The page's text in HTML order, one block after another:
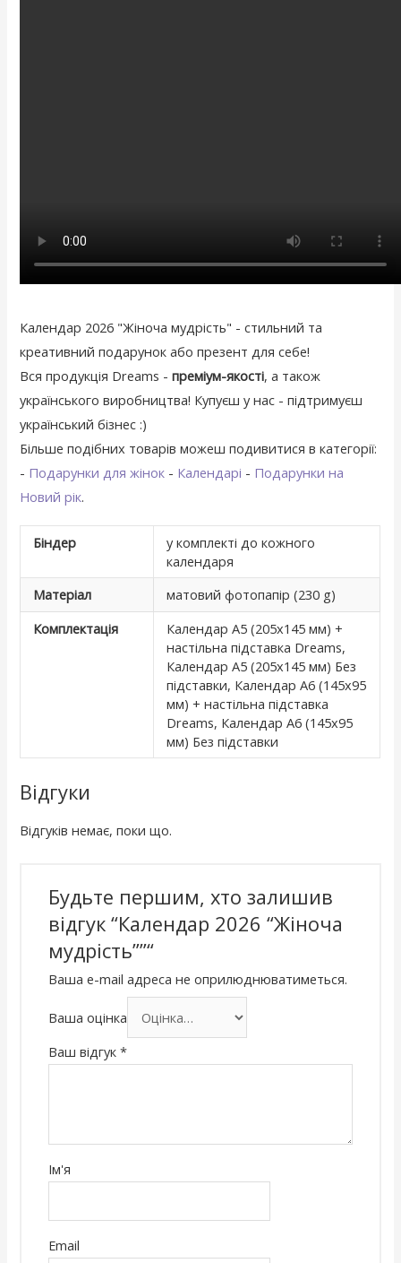
Календар 2026 "Жіноча мудрість" - стильний та
креативний подарунок або презент для себе!
Вся продукція Dreams -преміум-якості, а також
українського виробництва! Купуєш у нас - підтримуєш
український бізнес :)
Більше подібних товарів можеш подивитися в категорії:
- Подарунки для жінок - Календарі - Подарунки на
Новий рік.
Біндер
у комплекті до кожного
календаря
Матеріал
матовий фотопапір (230 g)
Комплектація
Календар А5 (205х145 мм) +
настільна підставка Dreams,
Календар А5 (205х145 мм) Без
підставки, Календар А6 (145х95
мм) + настільна підставка
Dreams, Календар А6 (145х95
мм) Без підставки
Відгуки
Відгуків немає, поки що.
Будьте першим, хто залишив
відгук “Календар 2026 “Жіноча
мудрість””“
Ваша e-mail адреса не оприлюднюватиметься.
Ваша оцінка
Ваш відгук *
Ім'я
Email